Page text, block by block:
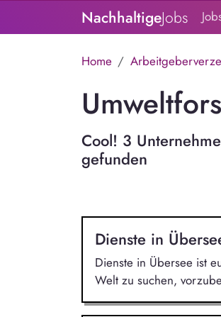
NachhaltigeJobs
Home
Cool! 3
gefunden
Dienste in
Dienste in Übersee ist
Welt zu suchen,